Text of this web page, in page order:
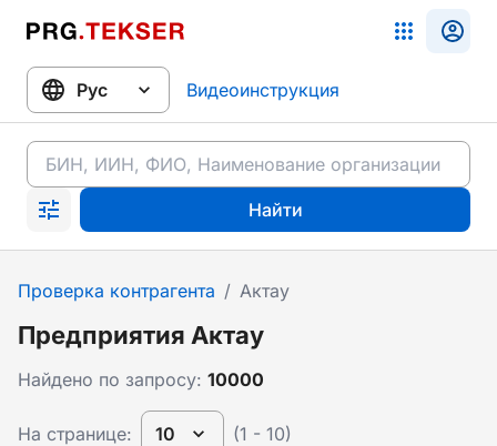
Видеоинструкция
Найти
Проверка контрагента / Актау
Предприятия Актау
Найдено по запросу: 10000
На странице: 10 (1 - 10)